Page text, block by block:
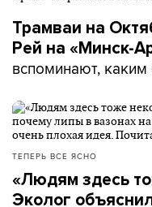
Трамваи на
Рей на «Минск-
вспоминают,
ТЕПЕРЬ ВСЕ ЯСНО
«Людям здесь
Эколог